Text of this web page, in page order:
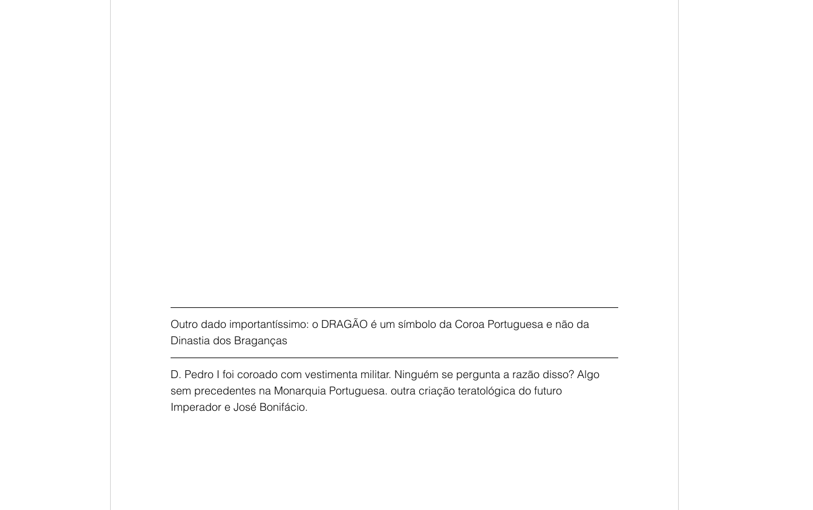
Outro dado importantíssimo: o DRAGÃO é um símbolo da Coroa Portuguesa e não da
Dinastia dos Braganças
D. Pedro I foi coroado com vestimenta militar. Ninguém se pergunta a razão disso? Algo
sem precedentes na Monarquia Portuguesa. outra criação teratológica do futuro
Imperador e José Bonifácio.